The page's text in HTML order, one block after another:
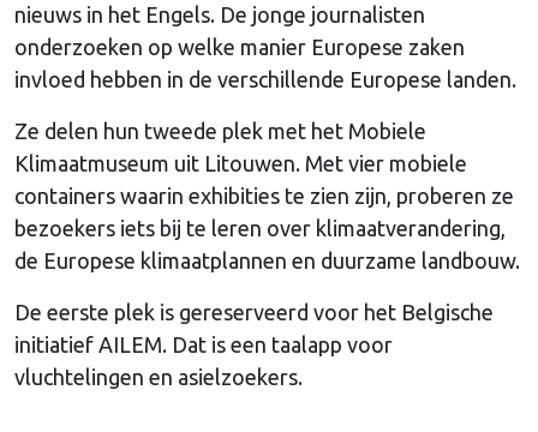
nieuws in het Engels. De jonge journalisten
onderzoeken op welke manier Europese zaken
invloed hebben in de verschillende Europese landen.
Ze delen hun tweede plek met het Mobiele
Klimaatmuseum uit Litouwen. Met vier mobiele
containers waarin exhibities te zien zijn, proberen ze
bezoekers iets bij te leren over klimaatverandering,
de Europese klimaatplannen en duurzame landbouw.
De eerste plek is gereserveerd voor het Belgische
initiatief AILEM. Dat is een taalapp voor
vluchtelingen en asielzoekers.